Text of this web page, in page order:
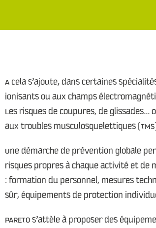
A cela s’ajoute, dans certaines
ionisants ou aux champs
Les risques de coupures, de
aux troubles musculosquelettiques
Une démarche de prévention globale
risques propres à chaque activité et de
: formation du personnel, mesures
sûr, équipements de protection
PARETO s’attèle à proposer des